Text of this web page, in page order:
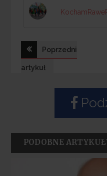
Nawigacja
wpisu
Poprzedni
artykuł
PODOBNE